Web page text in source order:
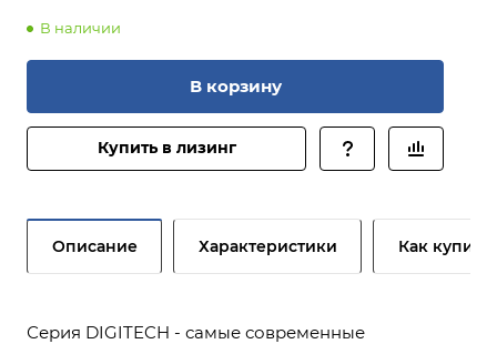
В наличии
В корзину
Купить в лизинг
Описание Характеристики Как купить
Серия DIGITECH - самые современные